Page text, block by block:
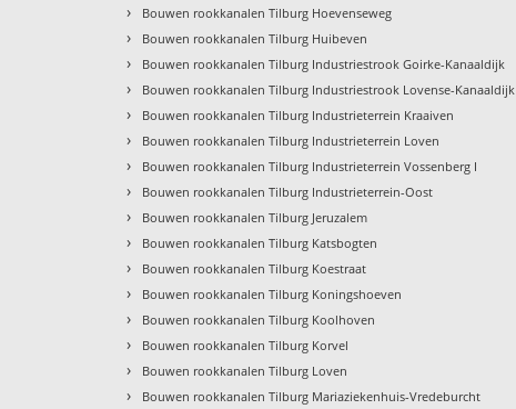
› Bouwen rookkanalen Tilburg Hoevenseweg
› Bouwen rookkanalen Tilburg Huibeven
› Bouwen rookkanalen Tilburg Industriestrook Goirke-Kanaaldijk
› Bouwen rookkanalen Tilburg Industriestrook Lovense-Kanaaldijk
› Bouwen rookkanalen Tilburg Industrieterrein Kraaiven
› Bouwen rookkanalen Tilburg Industrieterrein Loven
› Bouwen rookkanalen Tilburg Industrieterrein Vossenberg I
› Bouwen rookkanalen Tilburg Industrieterrein-Oost
› Bouwen rookkanalen Tilburg Jeruzalem
› Bouwen rookkanalen Tilburg Katsbogten
› Bouwen rookkanalen Tilburg Koestraat
› Bouwen rookkanalen Tilburg Koningshoeven
› Bouwen rookkanalen Tilburg Koolhoven
› Bouwen rookkanalen Tilburg Korvel
› Bouwen rookkanalen Tilburg Loven
› Bouwen rookkanalen Tilburg Mariaziekenhuis-Vredeburcht